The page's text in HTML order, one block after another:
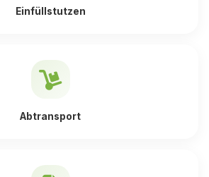
Einfüllstutzen
Abtransport